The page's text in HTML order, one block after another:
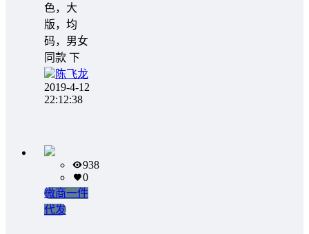
色，大
版，均
码，男女
同款 下
陈飞龙
2019-4-12
22:12:38
938
0
微商一件
代发